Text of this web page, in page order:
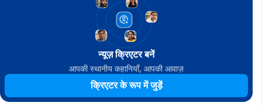
न्यूज़ क्रिएटर बनें
आपकी स्थानीय कहानियाँ, आपकी आवाज़
क्रिएटर के रूप में जुड़ें